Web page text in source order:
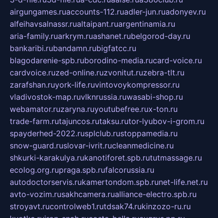
airgungames.ruaccounts-112.ruadler-jun.ruadonyev.ru
alfeihavsalnassr.rualtaipant.ruargentinamia.ru
aria-family.ruarkrym.ruashanet.rubelgorod-day.ru
bankaribi.rubandamn.rubigfatcc.ru
blagodarenie-spb.ruborodino-media.rucard-voice.ru
cardvoice.ruzed-online.ruzvonitut.ruzebra-tlt.ru
zarafshan.ruyork-life.ruvintovoykompressor.ru
vladivostok-map.ruvlknrussia.ruwasabi-shop.ru
webamator.ruzaryna.ruyoutubefree.rux-ton.ru
trade-farm.rutajuncos.rutaksu.rutor-lyubov-i-grom.ru
spayderhed-2022.rusplclub.rustoppamedia.ru
snow-guard.ruslovar-ivrit.rucleanmedicine.ru
shkurki-karakulya.rukanotiforet.spb.rututmassage.ru
ecolog.org.rupraga.spb.rufalcorussia.ru
autodoctorservis.rukamertondom.spb.runet-life.net.ru
avto-vozim.rusakhcamera.rualliance-electro.spb.ru
stroyavt.rucontrolweb1.rutdsak74.rukinzozo-ru.ru